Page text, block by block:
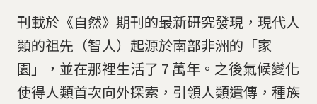
刊載於《自然》期刊的最新研究發現，現代人
類的祖先（智人）起源於南部非洲的「家
園」，並在那裡生活了 7 萬年。之後氣候變化
使得人類首次向外探索，引領人類遺傳，種族